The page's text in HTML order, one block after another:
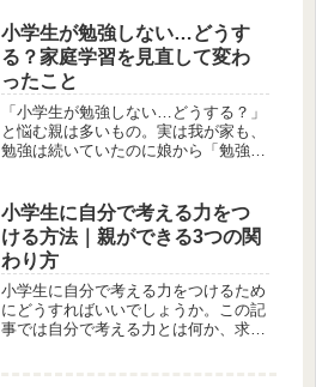
続けるか迷ったときの考え方も紹介し
ます。
小学生が勉強しない…どうす
る？家庭学習を見直して変わ
ったこと
「小学生が勉強しない…どうする？」
と悩む親は多いもの。実は我が家も、
勉強は続いていたのに娘から「勉強ば
点を、無理をしない関わり方とともに
体験談でまとめています。
小学生に自分で考える力をつ
ける方法｜親ができる3つの関
わり方
小学生に自分で考える力をつけるため
にどうすればいいでしょうか。この記
事では自分で考える力とは何か、求め